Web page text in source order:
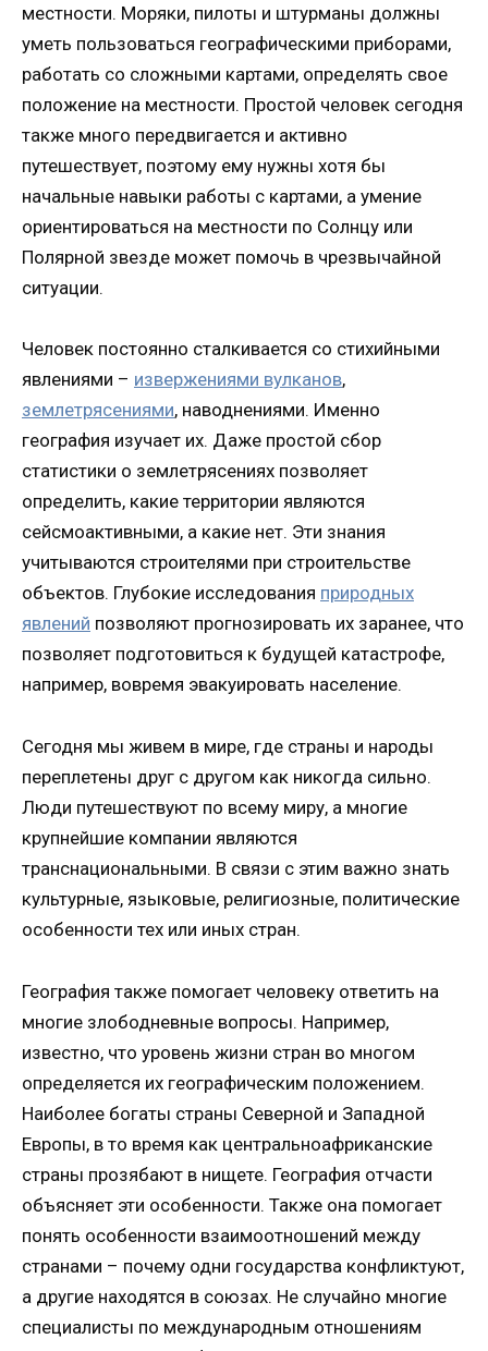
местности. Моряки, пилоты и штурманы должны
уметь пользоваться географическими приборами,
работать со сложными картами, определять свое
положение на местности. Простой человек сегодня
также много передвигается и активно
путешествует, поэтому ему нужны хотя бы
начальные навыки работы с картами, а умение
ориентироваться на местности по Солнцу или
Полярной звезде может помочь в чрезвычайной
ситуации.
Человек постоянно сталкивается со стихийными
явлениями – извержениями вулканов,
землетрясениями, наводнениями. Именно
география изучает их. Даже простой сбор
статистики о землетрясениях позволяет
определить, какие территории являются
сейсмоактивными, а какие нет. Эти знания
учитываются строителями при строительстве
объектов. Глубокие исследования природных
явлений позволяют прогнозировать их заранее, что
позволяет подготовиться к будущей катастрофе,
например, вовремя эвакуировать население.
Сегодня мы живем в мире, где страны и народы
переплетены друг с другом как никогда сильно.
Люди путешествуют по всему миру, а многие
крупнейшие компании являются
транснациональными. В связи с этим важно знать
культурные, языковые, религиозные, политические
особенности тех или иных стран.
География также помогает человеку ответить на
многие злободневные вопросы. Например,
известно, что уровень жизни стран во многом
определяется их географическим положением.
Наиболее богаты страны Северной и Западной
Европы, в то время как центральноафриканские
страны прозябают в нищете. География отчасти
объясняет эти особенности. Также она помогает
понять особенности взаимоотношений между
странами – почему одни государства конфликтуют,
а другие находятся в союзах. Не случайно многие
специалисты по международным отношениям